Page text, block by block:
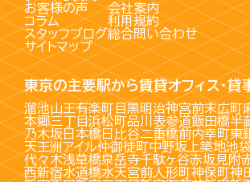
お客様の声
コラム
スタッフブログ
サイトマップ
会社案内
利用規約
総合問い合わせ
東京の主要駅から賃貸オフィス・貸
溜池山王有楽町目黒明治神宮前末広町
本郷三丁目浜松町品川 表参道飯田橋半
乃木坂日本橋日比谷二重橋前内幸町東
天王洲アイル仲御徒町中野坂上築地池
代々木浅草橋泉岳寺千駄ヶ谷赤坂見附
西新宿水道橋水天宮前人形町神保町神